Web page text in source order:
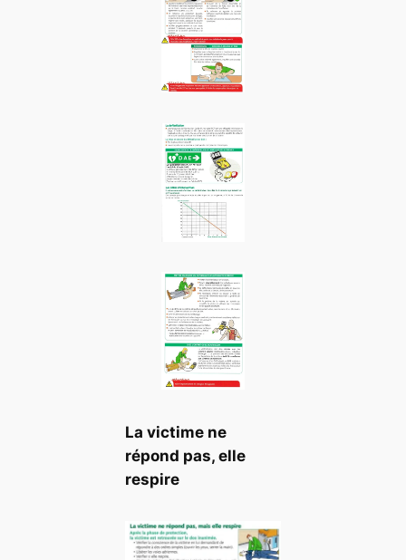
La victime ne
répond pas, elle
respire